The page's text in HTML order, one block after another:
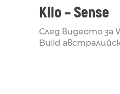
Kllo – Sense
След видеото за
Build